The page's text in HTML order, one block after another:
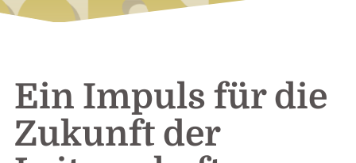
Ein Impuls für die
Zukunft der